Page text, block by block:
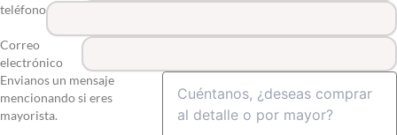
teléfono
Correo
electrónico
Envianos un mensaje
mencionando si eres
mayorista.